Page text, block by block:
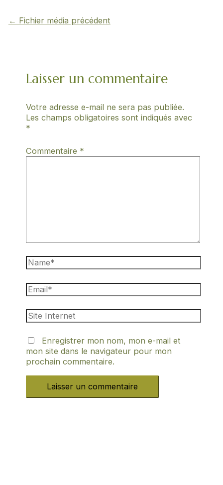
← Fichier média précédent
Laisser un commentaire
Votre adresse e-mail ne sera pas publiée.
Les champs obligatoires sont indiqués avec
*
Commentaire *
Enregistrer mon nom, mon e-mail et
mon site dans le navigateur pour mon
prochain commentaire.